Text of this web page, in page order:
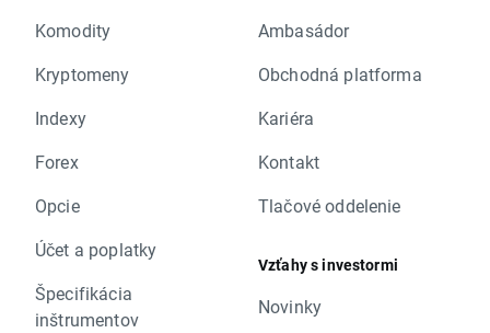
Komodity
Kryptomeny
Indexy
Forex
Opcie
Účet a poplatky
Špecifikácia
inštrumentov
Ambasádor
Obchodná platforma
Kariéra
Kontakt
Tlačové oddelenie
Vzťahy s investormi
Novinky